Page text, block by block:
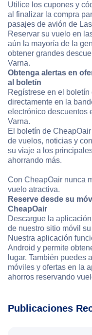
Utilice los cupones y
al finalizar la compra
pasajes de avión de
Reservar su vuelo en
aún la mayoría de la
obtener grandes
Varna.
Obtenga alertas en
al boletín
Regístrese en el
directamente en la
electrónico descuentos
Varna.
El boletín de
de vuelos, noticias y
su viaje a los
ahorrando más.
Con CheapOair nunca
vuelo atractiva.
Reserve desde su
CheapOair
Descargue la
de nuestro sitio móvil
Nuestra aplicación
Android y permite
lugar. También puedes
móviles y ofertas en la
ahorros reservando
Publicaciones